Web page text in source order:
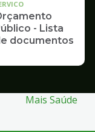
- Lista
documentos
Mais Saúde